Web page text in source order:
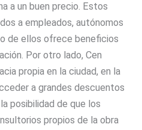
a un buen precio. Estos
a empleados, autónomos
de ellos ofrece beneficios
Por otro lado, Cen
propia en la ciudad, en la
a grandes descuentos
posibilidad de que los
propios de la obra